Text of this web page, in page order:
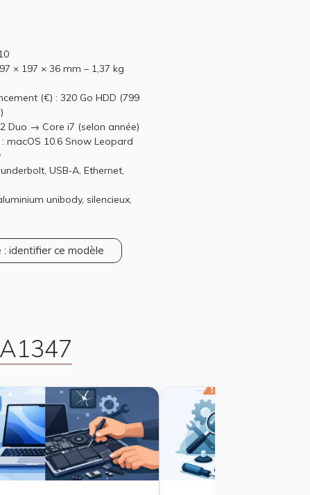
× 197 × 36 mm – 1,37 kg
(€) : 320 Go HDD (799
Duo → Core i7 (selon année)
macOS 10.6 Snow Leopard
USB‑A, Ethernet,
unibody, silencieux,
identifier ce modèle